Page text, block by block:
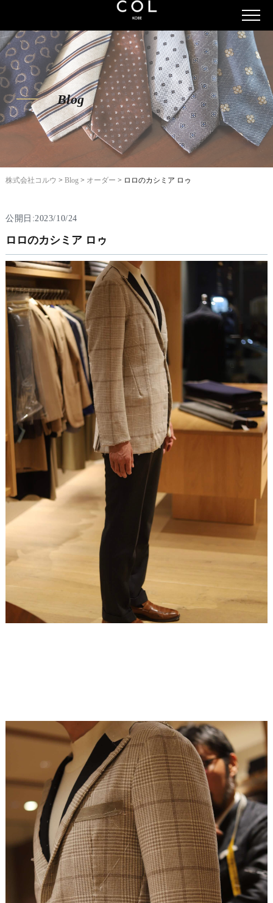
Blog
株式会社コルウ > Blog> オーダー > ロロのカシミア ロゥ
公開日:2023/10/24
ロロのカシミア ロゥ